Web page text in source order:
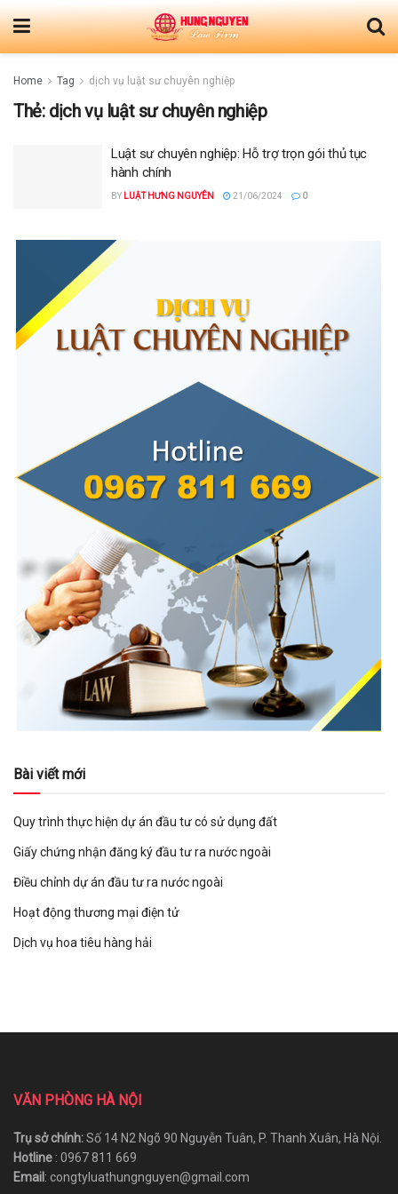
Home Tag dịch vụ luật sư chuyên nghiệp
Thẻ: dịch vụ luật sư chuyên nghiệp
Luật sư chuyên nghiệp: Hỗ trợ trọn gói thủ tục
hành chính
BY LUẬT HƯNG NGUYÊN 21/06/2024 0
Bài viết mới
Quy trình thực hiện dự án đầu tư có sử dụng đất
Giấy chứng nhận đăng ký đầu tư ra nước ngoài
Điều chỉnh dự án đầu tư ra nước ngoài
Hoạt động thương mại điện tử
Dịch vụ hoa tiêu hàng hải
VĂN PHÒNG HÀ NỘI
Trụ sở chính:Số 14 N2 Ngõ 90 Nguyễn Tuân, P. Thanh Xuân, Hà Nội.
Hotline : 0967 811 669
Email : congtyluathungnguyen@gmail.com